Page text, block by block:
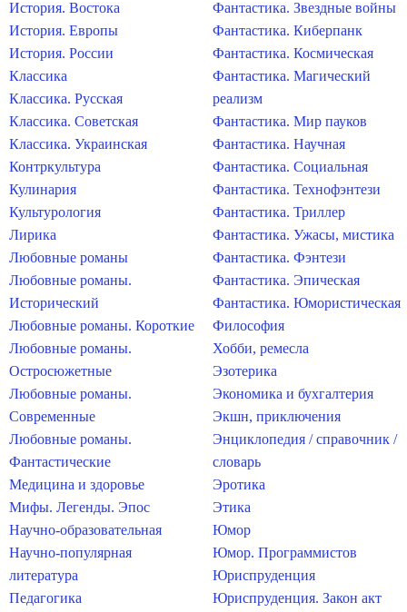
История. Востока
История. Европы
История. России
Классика
Классика. Русская
Классика. Советская
Классика. Украинская
Контркультура
Кулинария
Культурология
Лирика
Любовные романы
Любовные романы.
Исторический
Любовные романы. Короткие
Любовные романы.
Остросюжетные
Любовные романы.
Современные
Любовные романы.
Фантастические
Медицина и здоровье
Мифы. Легенды. Эпос
Научно-образовательная
Научно-популярная
литература
Педагогика
Фантастика. Звездные войны
Фантастика. Киберпанк
Фантастика. Космическая
Фантастика. Магический
реализм
Фантастика. Мир пауков
Фантастика. Научная
Фантастика. Социальная
Фантастика. Технофэнтези
Фантастика. Триллер
Фантастика. Ужасы, мистика
Фантастика. Фэнтези
Фантастика. Эпическая
Фантастика. Юмористическая
Философия
Хобби, ремесла
Эзотерика
Экономика и бухгалтерия
Экшн, приключения
Энциклопедия / справочник /
словарь
Эротика
Этика
Юмор
Юмор. Программистов
Юриспруденция
Юриспруденция. Закон акт